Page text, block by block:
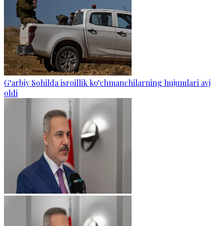
G‘arbiy Sohilda isroillik ko‘chmanchilarning hujumlari avj
oldi